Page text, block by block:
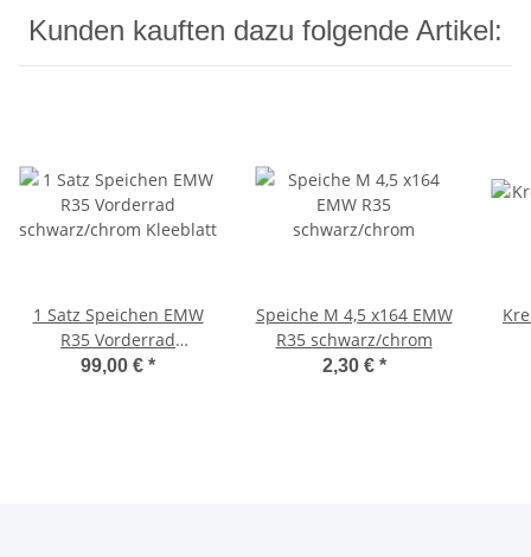
Kunden kauften dazu folgende Artikel:
1 Satz Speichen EMW
R35 Vorderrad
schwarz/chrom Kleeblatt
99,00 € *
Speiche M 4,5 x164 EMW
R35 schwarz/chrom
2,30 € *